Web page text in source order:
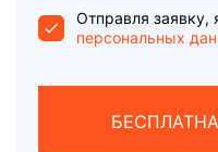
+1
Отправля заявку,
персональных